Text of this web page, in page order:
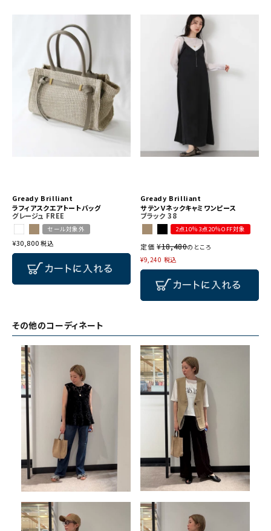
Gready Brilliant
ラフィアスクエアトートバッグ
グレージュ FREE
セール対象外
¥30,800 税込
Gready Brilliant
サテンＶネックキャミワンピース
ブラック 38
2点10％3点20％OFF対象
定価 ¥18,480のところ
¥9,240 税込
その他のコーディネート